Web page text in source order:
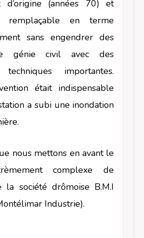
d’origine (années 70) et
remplaçable en terme
sans engendrer des
génie civil avec des
techniques importantes.
était indispensable
a subi une inondation
nous mettons en avant le
complexe de
la société drômoise B.M.I
Industrie).